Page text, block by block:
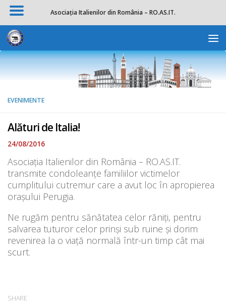
Skip to content
EVENIMENTE
Alături de Italia!
24/08/2016
Asociația Italienilor din România – RO.AS.IT.
transmite condoleanțe familiilor victimelor
cumplitului cutremur care a avut loc în apropierea
orașului Perugia.
Ne rugăm pentru sănătatea celor răniți, pentru
salvarea tuturor celor prinși sub ruine și dorim
revenirea la o viață normală într-un timp cât mai
scurt.
SHARE
Asociația Italienilor din România – RO.AS.IT.